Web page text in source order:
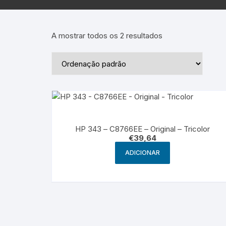
HP – Pack
Lexmark
Lexmark – Pack
A mostrar todos os 2 resultados
HP 343 – C8766EE – Original – Tricolor
€39,64
ADICIONAR